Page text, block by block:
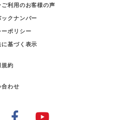
利用のお客様の声
クナンバー
ポリシー
基づく表示
規約
合わせ